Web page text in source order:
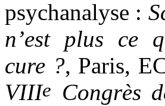
psychanalyse :
n’est plus ce
cure ?, Paris,
VIIIe Congrès